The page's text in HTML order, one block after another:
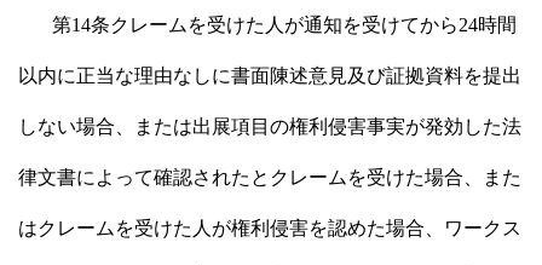
第14条クレームを受けた人が通知を受けてから24時間
以内に正当な理由なしに書面陳述意見及び証拠資料を提出
しない場合、または出展項目の権利侵害事実が発効した法
律文書によって確認されたとクレームを受けた場合、また
はクレームを受けた人が権利侵害を認めた場合、ワークス